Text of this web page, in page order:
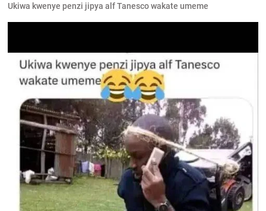
Ukiwa kwenye penzi jipya alf Tanesco wakate umeme